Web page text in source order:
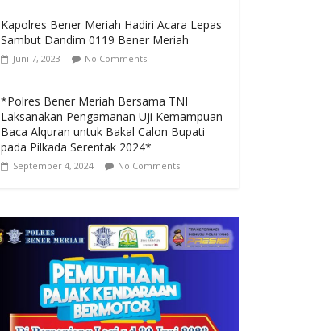
Kapolres Bener Meriah Hadiri Acara Lepas
Sambut Dandim 0119 Bener Meriah
Juni 7, 2023 No Comments
*Polres Bener Meriah Bersama TNI
Laksanakan Pengamanan Uji Kemampuan
Baca Alquran untuk Bakal Calon Bupati
pada Pilkada Serentak 2024*
September 4, 2024 No Comments